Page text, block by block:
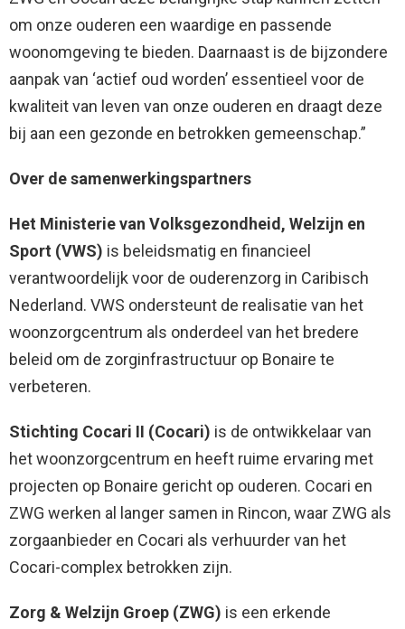
om onze ouderen een waardige en passende
woonomgeving te bieden. Daarnaast is de bijzondere
aanpak van ‘actief oud worden’ essentieel voor de
kwaliteit van leven van onze ouderen en draagt deze
bij aan een gezonde en betrokken gemeenschap.”
Over de samenwerkingspartners
Het Ministerie van Volksgezondheid, Welzijn en
Sport (VWS) is beleidsmatig en financieel
verantwoordelijk voor de ouderenzorg in Caribisch
Nederland. VWS ondersteunt de realisatie van het
woonzorgcentrum als onderdeel van het bredere
beleid om de zorginfrastructuur op Bonaire te
verbeteren.
Stichting Cocari II (Cocari) is de ontwikkelaar van
het woonzorgcentrum en heeft ruime ervaring met
projecten op Bonaire gericht op ouderen. Cocari en
ZWG werken al langer samen in Rincon, waar ZWG als
zorgaanbieder en Cocari als verhuurder van het
Cocari-complex betrokken zijn.
Zorg & Welzijn Groep (ZWG) is een erkende